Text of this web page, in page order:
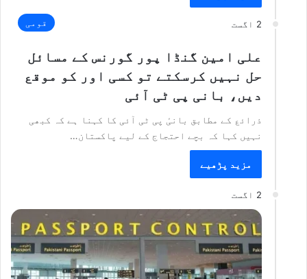
2 اگست قومی
علی امین گنڈا پور گورنس کے مسائل
حل نہیں کرسکتے تو کسی اور کو موقع
دیں، بانی پی ٹی آئی
ذرائع کے مطابق بانیٔ پی ٹی آئی کا کہنا ہے کہ کبھی
نہیں کہا کہ بچے احتجاج کے لیے پاکستان…
مزید پڑھیے
2 اگست